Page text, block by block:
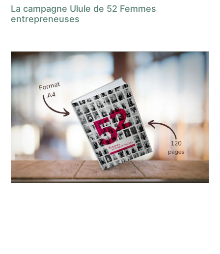
La campagne Ulule de 52 Femmes
entrepreneuses